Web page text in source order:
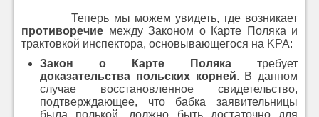
Теперь мы можем увидеть, где возникает
противоречие между Законом о Карте Поляка и
трактовкой инспектора, основывающегося на KPA:
Закон о Карте Поляка требует
доказательства польских корней. В данном
случае восстановленное свидетельство,
подтверждающее, что бабка заявительницы
была полькой, должно быть достаточно для